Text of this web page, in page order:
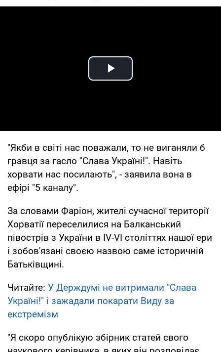
Play Video
"Якби в світі нас поважали, то не виганяли б
гравця за гасло "Слава Україні!". Навіть
хорвати нас посилають", - заявила вона в
ефірі "5 каналу".
За словами Фаріон, жителі сучасної території
Хорватії переселилися на Балканський
півострів з України в IV-VI століттях нашої ери
і зобов'язані своєю назвою саме історичній
Батьківщині.
Читайте: У Держдумі не витримали "Слава
Україні!" і зажадали покарати Виду за
екстремізм
"Я скоро опублікую збірник статей свого